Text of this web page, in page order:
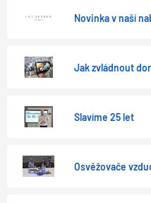
Novinka v naší
Jak zvládnout
Slavíme 25 let
Osvěžovače